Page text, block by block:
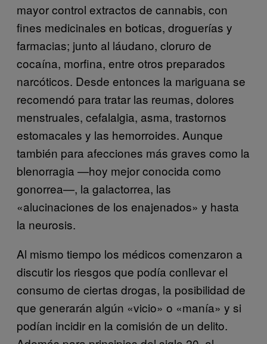
mayor control extractos de cannabis, con
fines medicinales en boticas, droguerías y
farmacias; junto al láudano, cloruro de
cocaína, morfina, entre otros preparados
narcóticos. Desde entonces la mariguana se
recomendó para tratar las reumas, dolores
menstruales, cefalalgia, asma, trastornos
estomacales y las hemorroides. Aunque
también para afecciones más graves como la
blenorragia —hoy mejor conocida como
gonorrea—, la galactorrea, las
«alucinaciones de los enajenados» y hasta
la neurosis.
Al mismo tiempo los médicos comenzaron a
discutir los riesgos que podía conllevar el
consumo de ciertas drogas, la posibilidad de
que generarán algún «vicio» o «manía» y si
podían incidir en la comisión de un delito.